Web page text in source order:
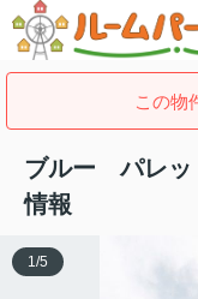
この物
ブルー パレッ
情報
1/5